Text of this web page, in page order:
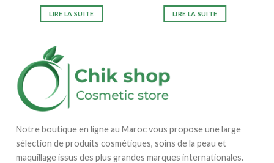
LIRE LA SUITE LIRE LA SUITE
Notre boutique en ligne au Maroc vous propose une large
sélection de produits cosmétiques, soins de la peau et
maquillage issus des plus grandes marques internationales.